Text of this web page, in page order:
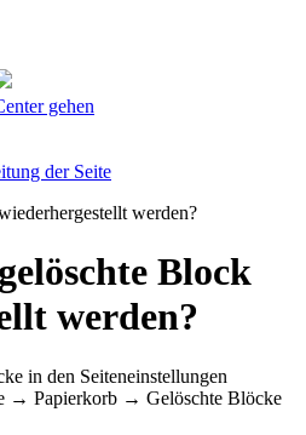
gehen
der Seite
werden?
Block
werden?
in den Seiteneinstellungen
→ Papierkorb → Gelöschte Blöcke